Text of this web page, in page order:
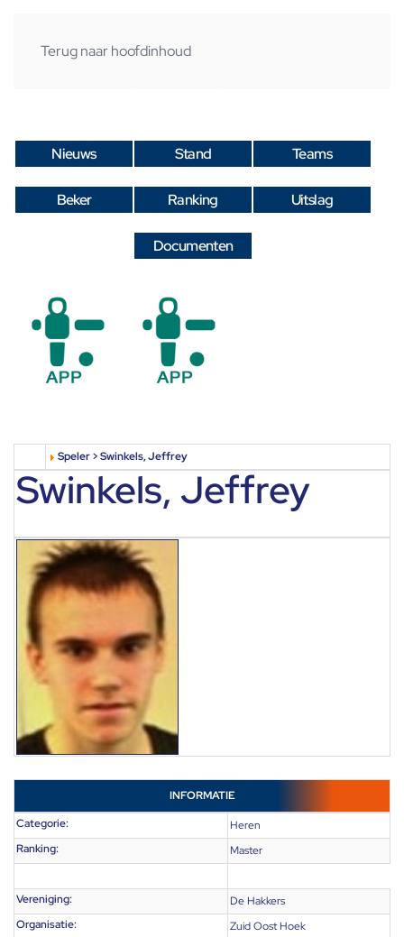
Terug naar hoofdinhoud
Nieuws Stand Teams
Beker Ranking Uitslag
Documenten
Speler > Swinkels, Jeffrey
Swinkels, Jeffrey
INFORMATIE
Categorie:
Heren
Ranking:
Master
Vereniging:
De Hakkers
Organisatie:
Zuid Oost Hoek